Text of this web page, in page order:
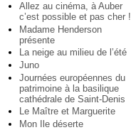
Allez au cinéma, à Auber
c’est possible et pas cher !
Madame Henderson
présente
La neige au milieu de l’été
Juno
Journées européennes du
patrimoine à la basilique
cathédrale de Saint-Denis
Le Maître et Marguerite
Mon Ile déserte